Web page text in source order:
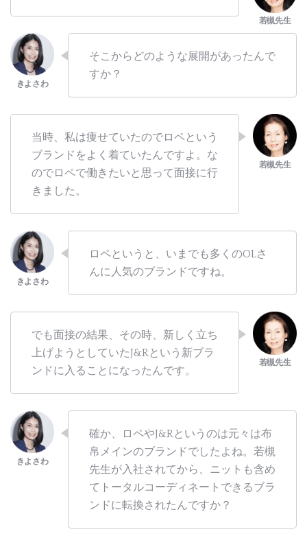
そこからどのような展開があったんで
すか？
当時、私は痩せていたのでロペという
ブランドをよく着ていたんですよ。な
のでロペで働きたいと思って面接に行
きました。
ロペというと、いまでも多くのOLさ
んに人気のブランドですね。
でも面接の結果、その時、新しく立ち
上げようとしていたJ&Rという新ブラ
ンドに入ることになったんです。
確か、ロペやJ&Rというのは元々は布
帛メインのブランドでしたよね。若槻
先生が入社されてから、ニットも含め
てトータルコーディネートできるブラ
ンドに転換されたんですか？